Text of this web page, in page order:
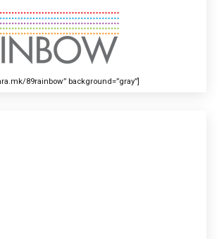
89rainbow” background=”gray”]